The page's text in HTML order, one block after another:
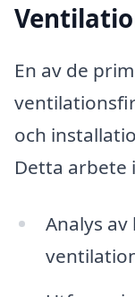
En av de
och
Detta arbete
Analys